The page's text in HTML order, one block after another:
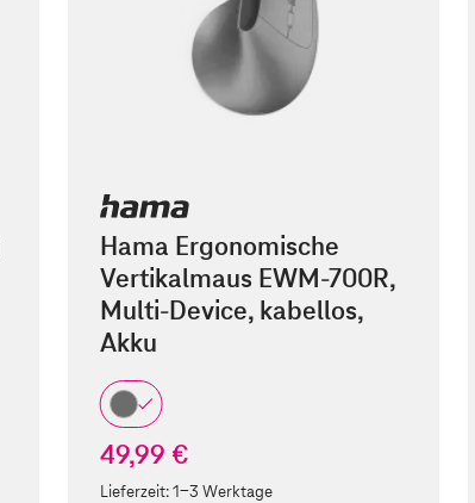
Hama Ergonomische
Vertikalmaus EWM-700R,
Multi-Device, kabellos,
Akku
49,99 €
Lieferzeit:1-3 Werktage